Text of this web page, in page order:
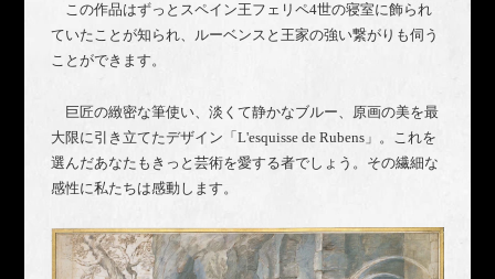
この作品はずっとスペイン王フェリペ4世の寝室に飾られ
ていたことが知られ、ルーベンスと王家の強い繋がりも伺う
ことができます。
巨匠の緻密な筆使い、淡くて静かなブルー、原画の美を最
大限に引き立てたデザイン「L'esquisse de Rubens」。これを
選んだあなたもきっと芸術を愛する者でしょう。その繊細な
感性に私たちは感動します。